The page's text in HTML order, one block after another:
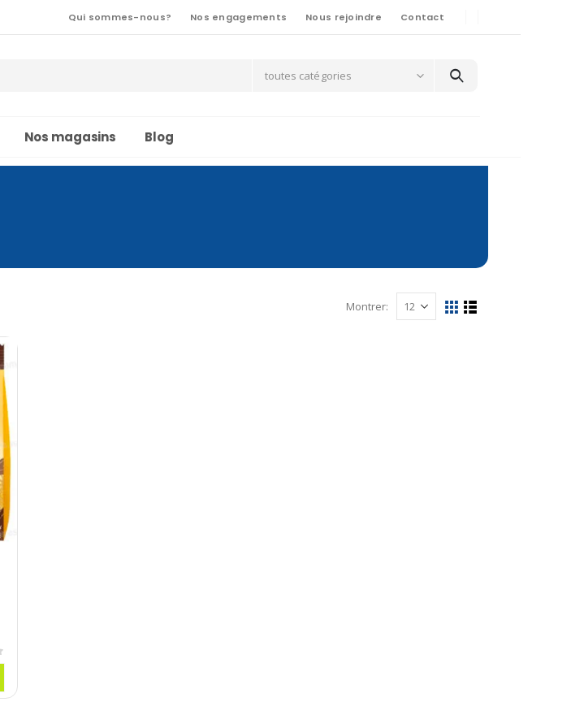
Qui sommes-nous? Nos engagements Nous rejoindre Contact
toutes catégories
Nos magasins Blog
Montrer: